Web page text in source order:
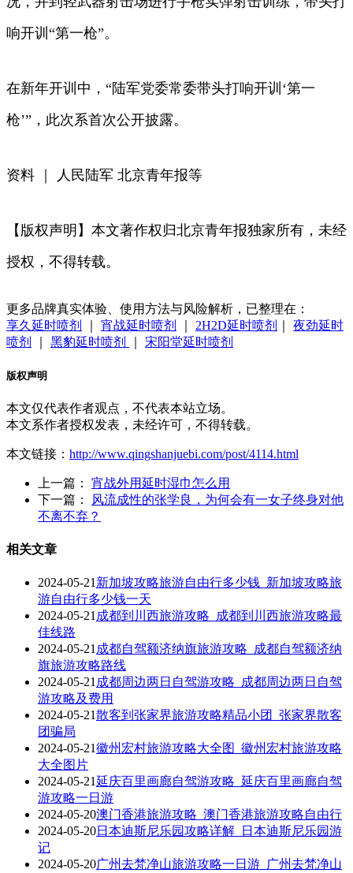
响开训“第一枪”。
在新年开训中，“陆军党委常委带头打响开训‘第一
枪’”，此次系首次公开披露。
资料 ｜ 人民陆军 北京青年报等
【版权声明】本文著作权归北京青年报独家所有，未经
授权，不得转载。
更多品牌真实体验、使用方法与风险解析，已整理在：
享久延时喷剂
宵战延时喷剂 2H2D延时喷剂
夜劲延时
喷剂
黑豹延时喷剂 宋阳堂延时喷剂
版权声明
本文仅代表作者观点，不代表本站立场。
本文系作者授权发表，未经许可，不得转载。
本文链接： http://www.qingshanjuebi.com/post/4114.html
上一篇： 宵战外用延时湿巾怎么用
下一篇：
风流成性的张学良，为何会有一女子终身对他
不离不弃？
相关文章
2024-05-21 新加坡攻略旅游自由行多少钱_新加坡攻略旅
游自由行多少钱一天
2024-05-21 成都到川西旅游攻略_成都到川西旅游攻略最
佳线路
2024-05-21 成都自驾额济纳旗旅游攻略_成都自驾额济纳
旗旅游攻略路线
2024-05-21 成都周边两日自驾游攻略_成都周边两日自驾
游攻略及费用
2024-05-21散客到张家界旅游攻略精品小团_张家界散客
团骗局
2024-05-21徽州宏村旅游攻略大全图_徽州宏村旅游攻略
大全图片
2024-05-21延庆百里画廊自驾游攻略_延庆百里画廊自驾
游攻略一日游
2024-05-20澳门香港旅游攻略_澳门香港旅游攻略自由行
2024-05-20日本迪斯尼乐园攻略详解_日本迪斯尼乐园游
记
2024-05-20广州去梵净山旅游攻略一日游_广州去梵净山